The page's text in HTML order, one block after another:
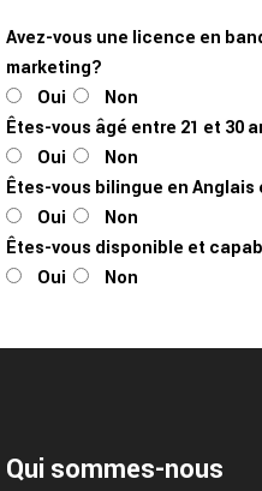
Avez-vous une licence en
marketing?
Oui
Non
Êtes-vous âgé entre 21 et 30
Oui
Non
Êtes-vous bilingue en Anglais
Oui
Non
Êtes-vous disponible et
Oui
Non
Qui sommes-nous